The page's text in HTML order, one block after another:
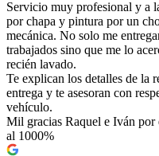
Servicio muy profesional y a
por chapa y pintura por un
mecánica. No solo me
trabajados sino que me lo
recién lavado.
Te explican los detalles de la
entrega y te asesoran con
vehículo.
Mil gracias Raquel e Iván
al 1000%